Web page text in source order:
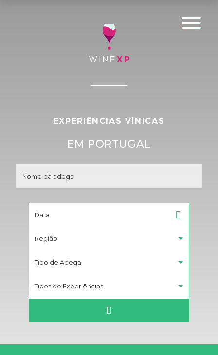
EXPERIÊNCIAS VÍNICAS
EM PORTUGAL
Região
Tipo de Adega
Tipos de Experiências